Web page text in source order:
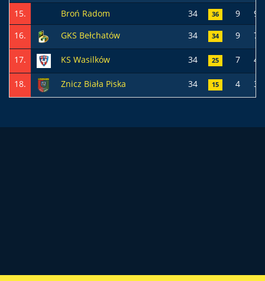
15. Broń Radom 34 36 9
9
16.
GKS Bełchatów 34 34 9 7
17. KS Wasilków 34 25 7 4
18. Znicz Biała Piska 34 15 4 3